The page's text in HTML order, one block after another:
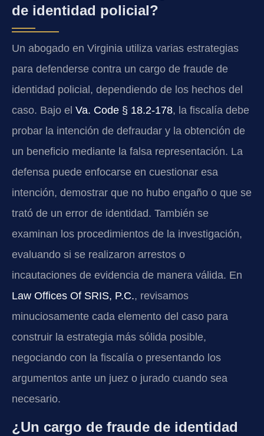
de identidad policial?
Un abogado en Virginia utiliza varias estrategias
para defenderse contra un cargo de fraude de
identidad policial, dependiendo de los hechos del
caso. Bajo el Va. Code § 18.2-178, la fiscalía debe
probar la intención de defraudar y la obtención de
un beneficio mediante la falsa representación. La
defensa puede enfocarse en cuestionar esa
intención, demostrar que no hubo engaño o que se
trató de un error de identidad. También se
examinan los procedimientos de la investigación,
evaluando si se realizaron arrestos o
incautaciones de evidencia de manera válida. En
Law Offices Of SRIS, P.C., revisamos
minuciosamente cada elemento del caso para
construir la estrategia más sólida posible,
negociando con la fiscalía o presentando los
argumentos ante un juez o jurado cuando sea
necesario.
¿Un cargo de fraude de identidad